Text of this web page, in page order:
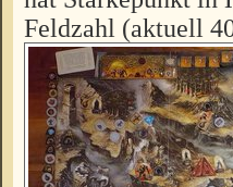
Feldzahl (aktuell